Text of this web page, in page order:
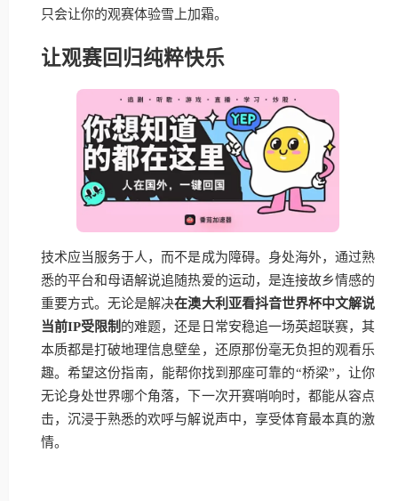
只会让你的观赛体验雪上加霜。
让观赛回归纯粹快乐
技术应当服务于人，而不是成为障碍。身处海外，通过熟
悉的平台和母语解说追随热爱的运动，是连接故乡情感的
重要方式。无论是解决在澳大利亚看抖音世界杯中文解说
当前IP受限制 的难题，还是日常安稳追一场英超联赛，其
本质都是打破地理信息壁垒，还原那份毫无负担的观看乐
趣。希望这份指南，能帮你找到那座可靠的“桥梁”，让你
无论身处世界哪个角落，下一次开赛哨响时，都能从容点
击，沉浸于熟悉的欢呼与解说声中，享受体育最本真的激
情。